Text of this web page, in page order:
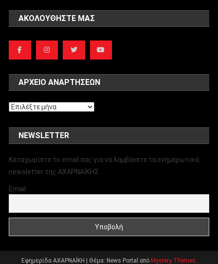
ΑΚΟΛΟΥΘΉΣΤΕ ΜΑΣ
ΑΡΧΕΊΟ ΑΝΑΡΤΉΣΕΩΝ
Αρχείο
NEWSLETTER
Καταχωρίστε το email σας για να λαμβάνετε τα ενημερωτικά
newsletter της ΑΧΑΡΝΑΪΚΗΣ
Email
Εφημερίδα ΑΧΑΡΝΑΪΚΗ Θέμα: News Portal από Mystery Themes.